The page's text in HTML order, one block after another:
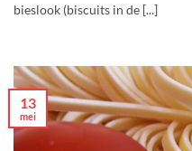
bieslook (biscuits in de [...]
13
mei